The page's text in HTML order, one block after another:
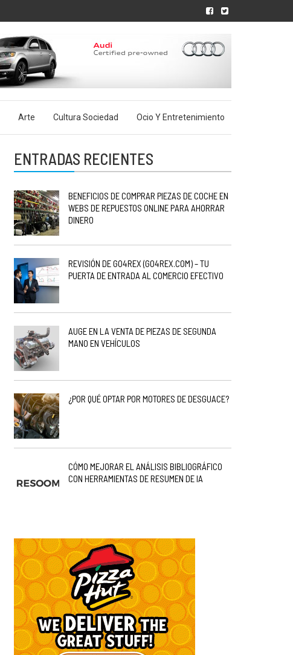
Arte Cultura Sociedad Ocio Y Entretenimiento
ENTRADAS RECIENTES
BENEFICIOS DE COMPRAR PIEZAS DE COCHE EN
WEBS DE REPUESTOS ONLINE PARA AHORRAR
DINERO
REVISIÓN DE GO4REX (GO4REX.COM) – TU
PUERTA DE ENTRADA AL COMERCIO EFECTIVO
AUGE EN LA VENTA DE PIEZAS DE SEGUNDA
MANO EN VEHÍCULOS
¿POR QUÉ OPTAR POR MOTORES DE DESGUACE?
CÓMO MEJORAR EL ANÁLISIS BIBLIOGRÁFICO
CON HERRAMIENTAS DE RESUMEN DE IA